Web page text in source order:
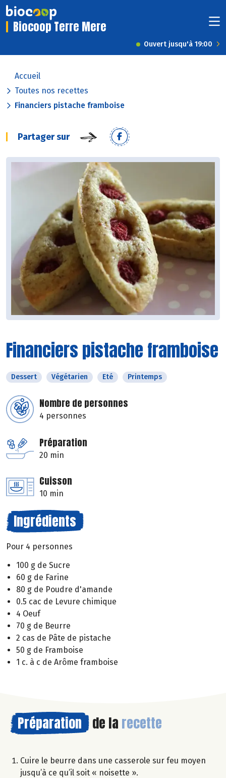
Biocoop Terre Mere
Ouvert jusqu'à 19:00
Accueil
Toutes nos recettes
Financiers pistache framboise
Partager sur
Financiers pistache framboise
Dessert Végétarien Eté Printemps
Nombre de personnes
4 personnes
Préparation
20 min
Cuisson
10 min
Ingrédients
Pour 4 personnes
100 g de Sucre
60 g de Farine
80 g de Poudre d'amande
0.5 cac de Levure chimique
4 Oeuf
70 g de Beurre
2 cas de Pâte de pistache
50 g de Framboise
1 c. à c de Arôme framboise
Préparation de la recette
Cuire le beurre dans une casserole sur feu moyen
jusqu’à ce qu’il soit « noisette ».